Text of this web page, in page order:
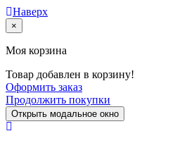
Наверх
×
Моя корзина
Товар добавлен в корзину!
Оформить заказ
Продолжить покупки
Открыть модальное окно